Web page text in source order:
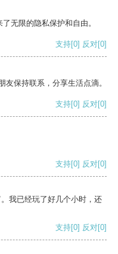
无限的隐私保护和自由。
支持[0] 反对[0]
保持联系，分享生活点滴。
支持[0] 反对[0]
支持[0] 反对[0]
我已经玩了好几个小时，还
支持[0] 反对[0]